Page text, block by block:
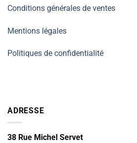
Conditions générales de ventes
Mentions légales
Politiques de confidentialité
ADRESSE
38 Rue Michel Servet